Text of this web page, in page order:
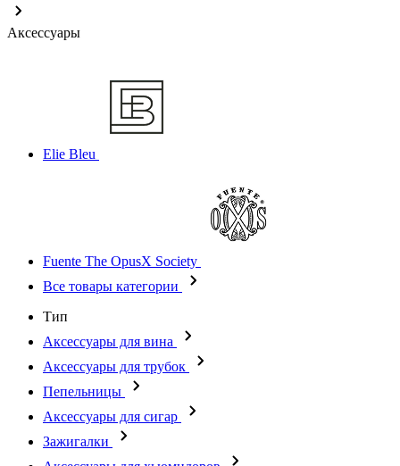
Аксессуары
Elie Bleu
Fuente The OpusX Society
Все товары категории
Тип
Аксессуары для вина
Аксессуары для трубок
Пепельницы
Аксессуары для сигар
Зажигалки